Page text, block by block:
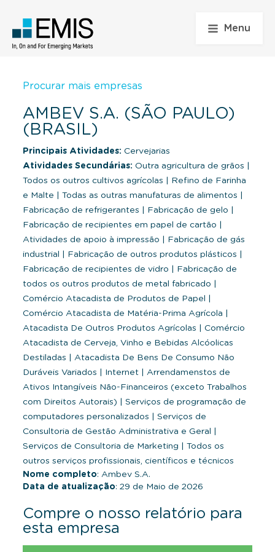
Menu
Procurar mais empresas
AMBEV S.A. (SÃO PAULO)
(BRASIL)
Principais Atividades: Cervejarias
Atividades Secundárias: Outra agricultura de grãos
Todos os outros cultivos agrícolas
Refino de Farinha
e Malte
Todas as outras manufaturas de alimentos
Fabricação de refrigerantes
Fabricação de gelo
Fabricação de recipientes em papel de cartão
Atividades de apoio à impressão
Fabricação de gás
industrial
Fabricação de outros produtos plásticos
Fabricação de recipientes de vidro
Fabricação de
todos os outros produtos de metal fabricado
Comércio Atacadista de Produtos de Papel
Comércio Atacadista de Matéria-Prima Agrícola
Atacadista De Outros Produtos Agrícolas
Comércio
Atacadista de Cerveja, Vinho e Bebidas Alcóolicas
Destiladas
Atacadista De Bens De Consumo Não
Duráveis Variados
Internet
Arrendamenstos de
Ativos Intangíveis Não-Financeiros (exceto Trabalhos
com Direitos Autorais)
Serviços de programação de
computadores personalizados
Serviços de
Consultoria de Gestão Administrativa e Geral
Serviços de Consultoria de Marketing
Todos os
outros serviços profissionais, científicos e técnicos
Nome completo: Ambev S.A.
Data de atualização: 29 de Maio de 2026
Compre o nosso relatório para
esta empresa